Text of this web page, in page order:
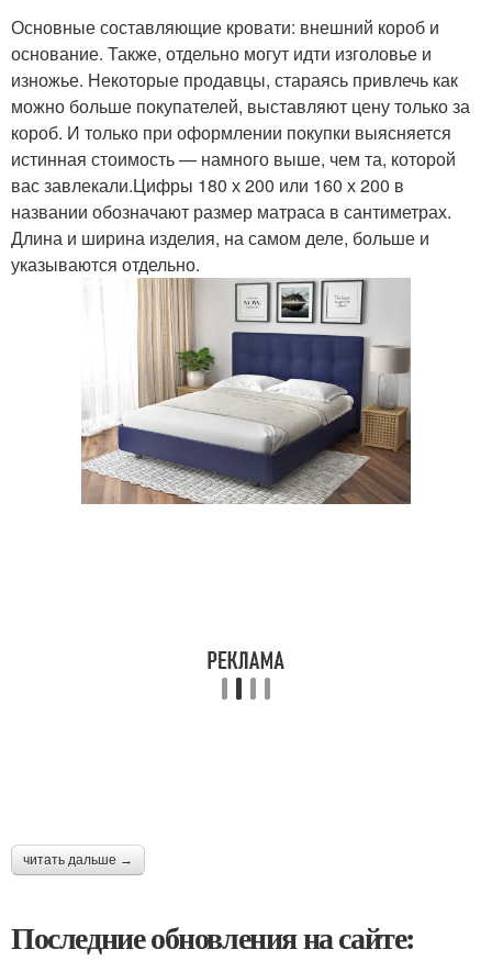
Основные составляющие кровати: внешний короб и
основание. Также, отдельно могут идти изголовье и
изножье. Некоторые продавцы, стараясь привлечь как
можно больше покупателей, выставляют цену только за
короб. И только при оформлении покупки выясняется
истинная стоимость — намного выше, чем та, которой
вас завлекали.Цифры 180 х 200 или 160 х 200 в
названии обозначают размер матраса в сантиметрах.
Длина и ширина изделия, на самом деле, больше и
указываются отдельно.
читать дальше →
Последние обновления на сайте: